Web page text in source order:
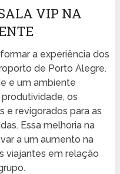
VIP NA
a experiência dos
de Porto Alegre.
e um ambiente
os
e revigorados para as
Essa melhoria na
a um aumento na
viajantes em relação